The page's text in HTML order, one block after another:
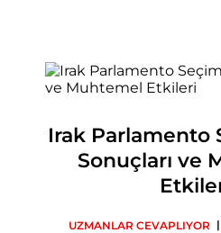
Irak Parlamento
Sonuçları ve
UZMANLAR CEVAPLIYOR |